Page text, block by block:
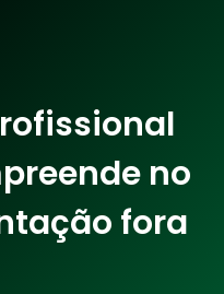
no
fora